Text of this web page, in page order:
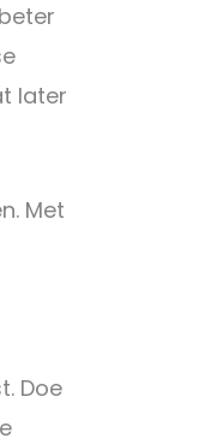
later
Met
Doe